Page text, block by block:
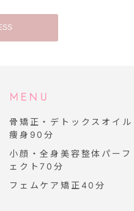
MENU
骨矯正・デトックスオイル
痩身90分
小顔・全身美容整体パーフ
ェクト70分
フェムケア矯正40分